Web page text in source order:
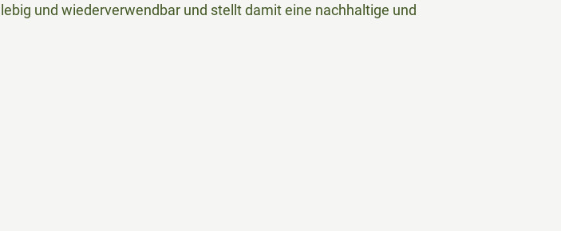
und wiederverwendbar und stellt damit eine nachhaltige und